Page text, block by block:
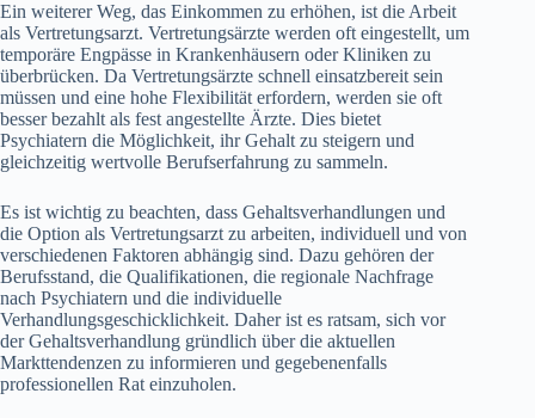
Ein weiterer Weg, das Einkommen zu erhöhen, ist die Arbeit
als Vertretungsarzt. Vertretungsärzte werden oft eingestellt, um
temporäre Engpässe in Krankenhäusern oder Kliniken zu
überbrücken. Da Vertretungsärzte schnell einsatzbereit sein
müssen und eine hohe Flexibilität erfordern, werden sie oft
besser bezahlt als fest angestellte Ärzte. Dies bietet
Psychiatern die Möglichkeit, ihr Gehalt zu steigern und
gleichzeitig wertvolle Berufserfahrung zu sammeln.
Es ist wichtig zu beachten, dass Gehaltsverhandlungen und
die Option als Vertretungsarzt zu arbeiten, individuell und von
verschiedenen Faktoren abhängig sind. Dazu gehören der
Berufsstand, die Qualifikationen, die regionale Nachfrage
nach Psychiatern und die individuelle
Verhandlungsgeschicklichkeit. Daher ist es ratsam, sich vor
der Gehaltsverhandlung gründlich über die aktuellen
Markttendenzen zu informieren und gegebenenfalls
professionellen Rat einzuholen.